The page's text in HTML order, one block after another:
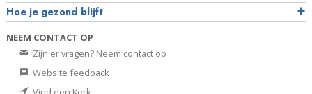
Hoe je gezond blijft
NEEM CONTACT OP
Zijn er vragen? Neem contact op
Website feedback